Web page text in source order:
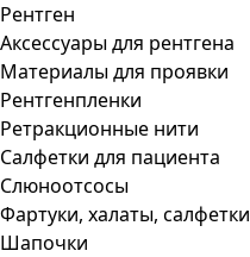
Рентген
Аксессуары для рентгена
Материалы для проявки
Рентгенпленки
Ретракционные нити
Салфетки для пациента
Слюноотсосы
Фартуки, халаты, салфетки
Шапочки